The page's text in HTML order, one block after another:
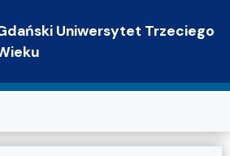
Uniwersytet Trzeciego